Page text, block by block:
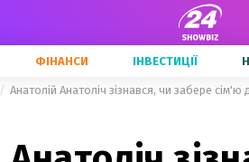
ФІНАНСИ ІНВЕСТИЦІЇ
Анатолій Анатоліч зізнався, чи забере сім'ю